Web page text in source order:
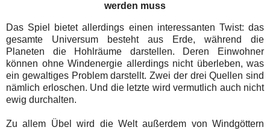
werden muss
Das Spiel bietet allerdings einen interessanten Twist: das
gesamte Universum besteht aus Erde, während die
Planeten die Hohlräume darstellen. Deren Einwohner
können ohne Windenergie allerdings nicht überleben, was
ein gewaltiges Problem darstellt. Zwei der drei Quellen sind
nämlich erloschen. Und die letzte wird vermutlich auch nicht
ewig durchalten.
Zu allem Übel wird die Welt außerdem von Windgöttern